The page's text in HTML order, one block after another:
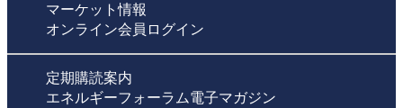
マーケット情報
オンライン会員ログイン
定期購読案内
エネルギーフォーラム電子マガジン